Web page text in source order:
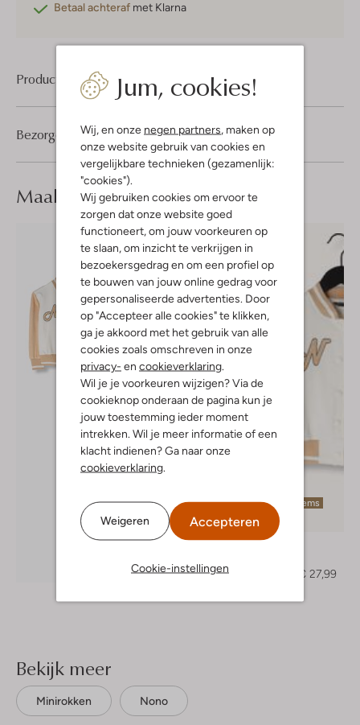
Jum, cookies!
Wij, en onze negen partners , maken op
onze website gebruik van cookies en
vergelijkbare technieken (gezamenlijk:
"cookies").
Wij gebruiken cookies om ervoor te
zorgen dat onze website goed
functioneert, om jouw voorkeuren op
te slaan, om inzicht te verkrijgen in
bezoekersgedrag en om een profiel op
te bouwen van jouw online gedrag voor
gepersonaliseerde advertenties. Door
op "Accepteer alle cookies" te klikken,
ga je akkoord met het gebruik van alle
cookies zoals omschreven in onze
privacy- en cookieverklaring
Wil je je voorkeuren wijzigen? Via de
cookieknop onderaan de pagina kun je
jouw toestemming ieder moment
intrekken. Wil je meer informatie of een
klacht indienen? Ga naar onze
cookieverklaring
Weigeren Accepteren
Cookie-instellingen
Betaal achteraf met Klarna
Product informatie
Bezorgen & retourneren
Maak jelook compleet
Ontdek de look
Laatste items
-60%
Nono
€ 27,99
Bekijk meer
Minirokken Nono